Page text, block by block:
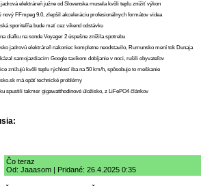
elektráreň južne od Slovenska musela kvôli teplu znížiť výkon
nový FFmpeg 9.0, zlepšil akceleráciu profesionálnych formátov videa
sporiteľňa bude mať cez víkend odstávku
diaľku na sonde Voyager 2 úspešne znížila spotrebu
jadrovú elektráreň nakoniec kompletne neodstavilo, Rumunsko mení tok Dunaja
samojazdiacim Google taxíkom dobíjanie v noci, rušili obyvateľov
znižujú kvôli teplu rýchlosť iba na 50 km/h, spôsobuje to meškanie
má opäť technické problémy
spustili takmer gigawatthodinové úložisko, z LiFePO4 článkov
Čo teraz
Od: Jaaasom | Pridané: 26.4.2025 0:35